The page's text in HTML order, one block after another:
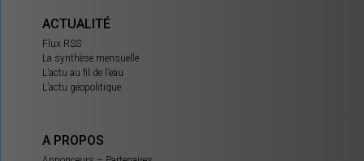
ACTUALITÉ
Flux RSS
La synthèse mensuelle
L’actu au fil de l’eau
L’actu géopolitique
A PROPOS